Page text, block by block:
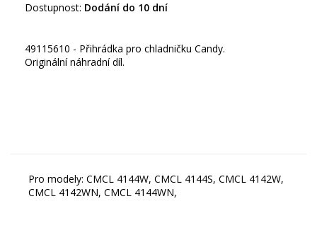
Dostupnost: Dodání do 10 dní
49115610 - Přihrádka pro chladničku Candy.
Originální náhradní díl.
Pro modely: CMCL 4144W, CMCL 4144S, CMCL 4142W,
CMCL 4142WN, CMCL 4144WN,